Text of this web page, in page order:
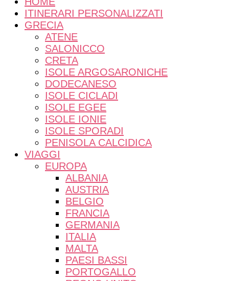
ITINERARI PERSONALIZZATI
GRECIA
ATENE
SALONICCO
CRETA
ISOLE ARGOSARONICHE
DODECANESO
ISOLE CICLADI
ISOLE EGEE
ISOLE IONIE
ISOLE SPORADI
PENISOLA CALCIDICA
VIAGGI
EUROPA
ALBANIA
AUSTRIA
BELGIO
FRANCIA
GERMANIA
ITALIA
MALTA
PAESI BASSI
PORTOGALLO